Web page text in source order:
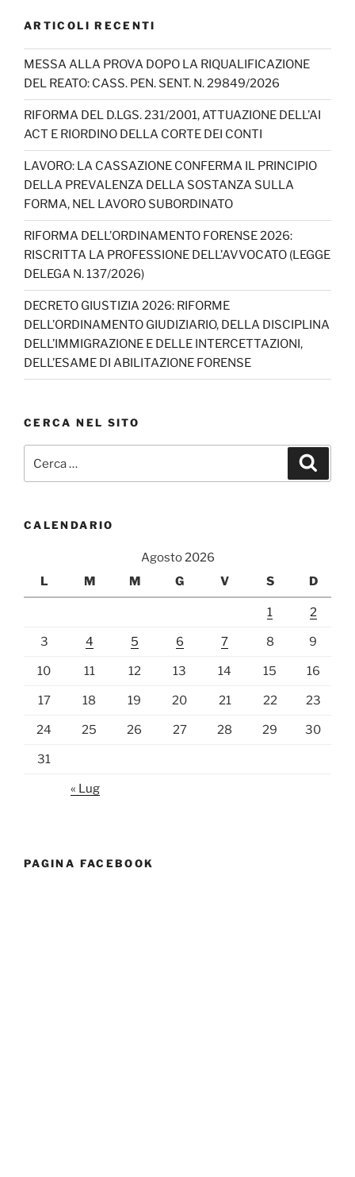
c
e
b
o
o
k
a
gr
a
m
T
o
k
k
e
dI
n
er
T
u
b
e
C
h
a
n
n
el
ARTICOLI RECENTI
MESSA ALLA PROVA DOPO LA RIQUALIFICAZIONE
DEL REATO: CASS. PEN. SENT. N. 29849/2026
RIFORMA DEL D.LGS. 231/2001, ATTUAZIONE DELL’AI
ACT E RIORDINO DELLA CORTE DEI CONTI
LAVORO: LA CASSAZIONE CONFERMA IL PRINCIPIO
DELLA PREVALENZA DELLA SOSTANZA SULLA
FORMA, NEL LAVORO SUBORDINATO
RIFORMA DELL’ORDINAMENTO FORENSE 2026:
RISCRITTA LA PROFESSIONE DELL’AVVOCATO (LEGGE
DELEGA N. 137/2026)
DECRETO GIUSTIZIA 2026: RIFORME
DELL’ORDINAMENTO GIUDIZIARIO, DELLA DISCIPLINA
DELL’IMMIGRAZIONE E DELLE INTERCETTAZIONI,
DELL’ESAME DI ABILITAZIONE FORENSE
CERCA NEL SITO
CALENDARIO
Agosto 2026
L
M M G V S D
1 2
3 4 5 6 7 8 9
10 11 12 13 14 15 16
17 18 19 20 21 22 23
24 25 26 27 28 29 30
31
« Lug
PAGINA FACEBOOK